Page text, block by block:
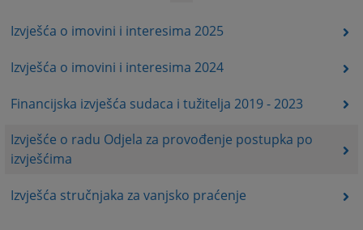
Izvješća o imovini i interesima 2025
Izvješća o imovini i interesima 2024
Financijska izvješća sudaca i tužitelja 2019 - 2023
Izvješće o radu Odjela za provođenje postupka po
izvješćima
Izvješća stručnjaka za vanjsko praćenje